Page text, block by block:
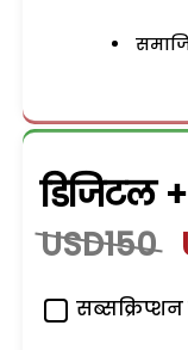
डिजिटल
USD150